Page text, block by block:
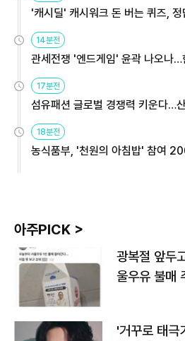
'캐시딜' 캐시워크 돈 버는 퀴즈, 정
14분전
관세전쟁 '엔드게임' 윤곽 나오나
17분전
섬유패션 글로벌 경쟁력 키운다…
18분전
농식품부, '천원의 아침밥' 참여
아주PICK >
광복절 앞두
울우유 불매
'거꾸로 태극